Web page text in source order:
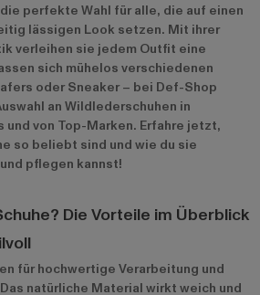
perfekte Wahl für alle, die auf einen
lässigen Look setzen. Mit ihrer
verleihen sie jedem Outfit eine
sich mühelos verschiedenen
oder Sneaker – bei Def-Shop
an Wildlederschuhen in
von Top-Marken. Erfahre jetzt,
so beliebt sind und wie du sie
pflegen kannst!
Die Vorteile im Überblick
für hochwertige Verarbeitung und
natürliche Material wirkt weich und